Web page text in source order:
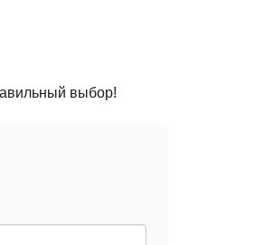
выбор!